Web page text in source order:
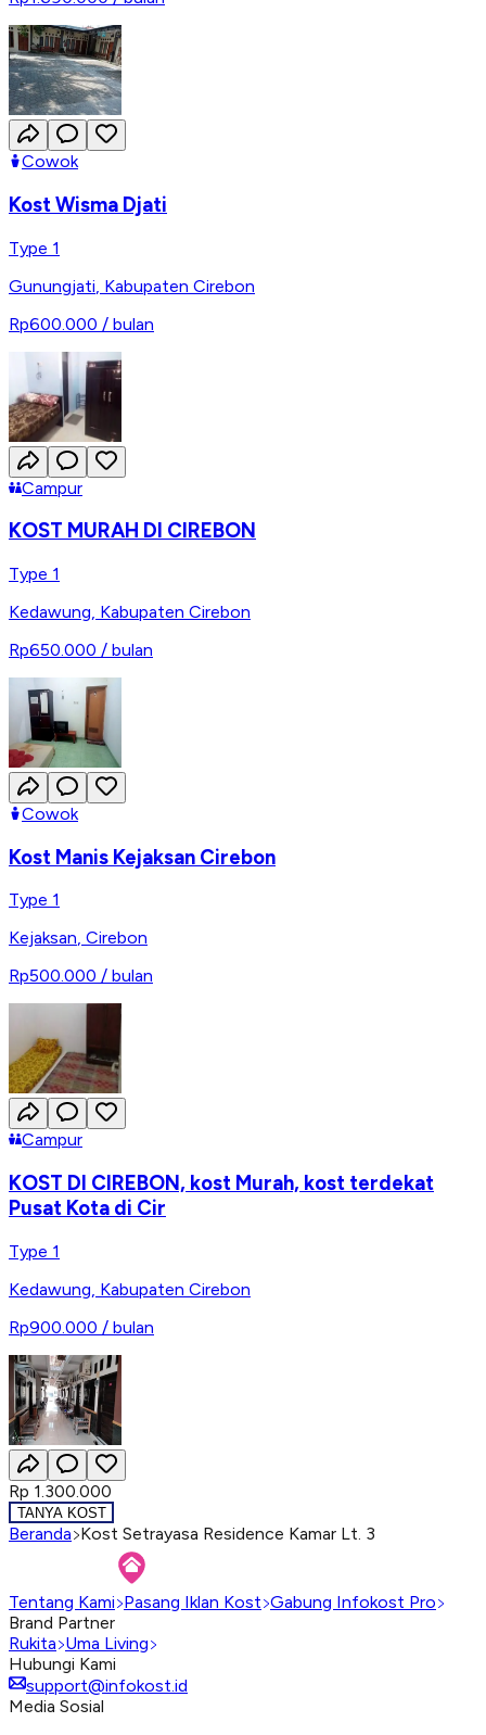
Cowok
Kost Wisma Djati
Type 1
Gunungjati Kabupaten Cirebon
Rp600.000 / bulan
Campur
KOST MURAH DI CIREBON
Type 1
Kedawung, Kabupaten Cirebon
Rp650.000 / bulan
Cowok
Kost Manis Kejaksan Cirebon
Type 1
Kejaksan, Cirebon
Rp500.000 / bulan
Campur
KOST DI CIREBON, kost Murah, kost terdekat
Pusat Kota di Cir
Type 1
Kedawung, Kabupaten Cirebon
Rp900.000 / bulan
Rp 1.300.000
TANYA KOST
Beranda Kost Setrayasa Residence Kamar Lt. 3
Tentang Kami Pasang Iklan Kost Gabung Infokost Pro
Brand Partner
Rukita Uma Living
Hubungi Kami
support@infokost.id
Media Sosial